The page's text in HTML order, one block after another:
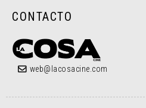
CONTACTO
web@lacosacine.com